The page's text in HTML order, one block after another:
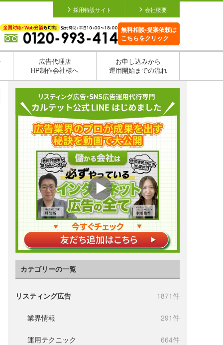
採用特設サイト 会社概要
無料相談•提案依頼は
こちらをクリック
広告代理店
HP制作会社様へ
お申し込みから
運用開始までの流れ
カテゴリーの一覧
リスティング広告 1871件
業界情報 291件
運用テクニック 664件